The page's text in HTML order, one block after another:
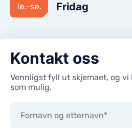
lø.-sø. Fridag
Kontakt oss
Vennligst fyll ut skjemaet, og
som mulig.